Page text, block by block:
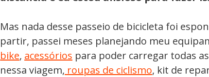
Mas nada desse passeio de bicicleta foi
partir, passei meses planejando meu
bike, acessórios para poder carregar todas as
nessa viagem, roupas de ciclismo, kit de